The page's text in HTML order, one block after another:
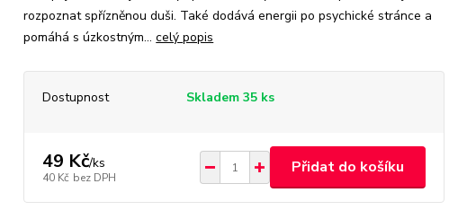
rozpoznat spřízněnou duši. Také dodává energii po psychické stránce a
pomáhá s úzkostným...celý popis
Dostupnost Skladem 35 ks
49 Kč/ks
40 Kč bez DPH
Přidat do košíku